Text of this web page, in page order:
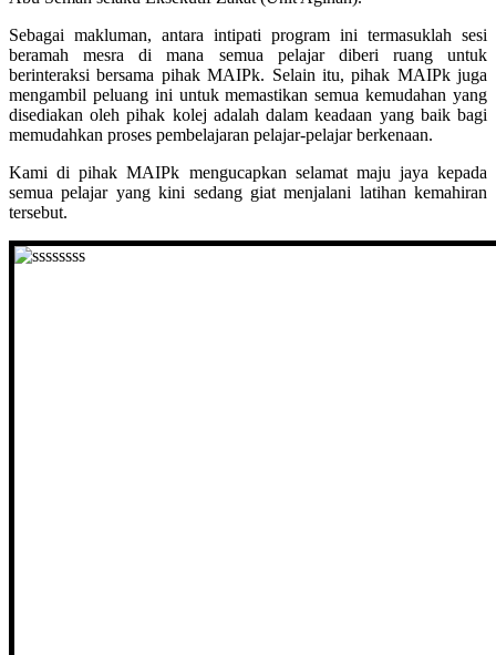
Sebagai makluman, antara intipati program ini termasuklah sesi
beramah mesra di mana semua pelajar diberi ruang untuk
berinteraksi bersama pihak MAIPk. Selain itu, pihak MAIPk juga
mengambil peluang ini untuk memastikan semua kemudahan yang
disediakan oleh pihak kolej adalah dalam keadaan yang baik bagi
memudahkan proses pembelajaran pelajar-pelajar berkenaan.
Kami di pihak MAIPk mengucapkan selamat maju jaya kepada
semua pelajar yang kini sedang giat menjalani latihan kemahiran
tersebut.